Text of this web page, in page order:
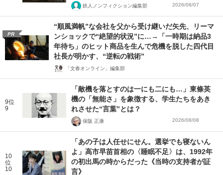
鉄人ノンフィクション編集部 2026/08/07
PR
“順風満帆”な会社を父から受け継いだ矢先、リーマ
ンショックで“絶望的状況”に…→「一時期は納品3
年待ち」のヒット商品を生んで危機を脱した四代目
社長が明かす、“逆転の戦術”
「文春オンライン」編集部
9位
9
「敵機を落とすのは一にも二にも…」東條英
機の「無能さ」を象徴する、学生たちをあき
れさせた“言葉”とは？
保阪 正康 2026/08/08
10
位
10
「あの子は人任せにせん。選挙でも寝ないん
よ」高市早苗首相の〈睡眠不足〉は、1992年
の初出馬の時からだった《当時の支持者が証
言》